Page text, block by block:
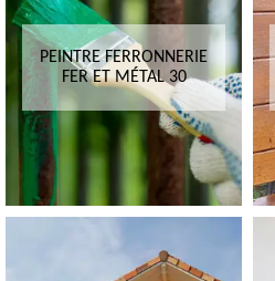
PEINTRE FERRONNERIE
FER ET MÉTAL 30